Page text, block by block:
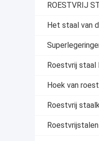
ROESTVRIJ
Het staal van
Roestvrij staal
Hoek van
Roestvrij